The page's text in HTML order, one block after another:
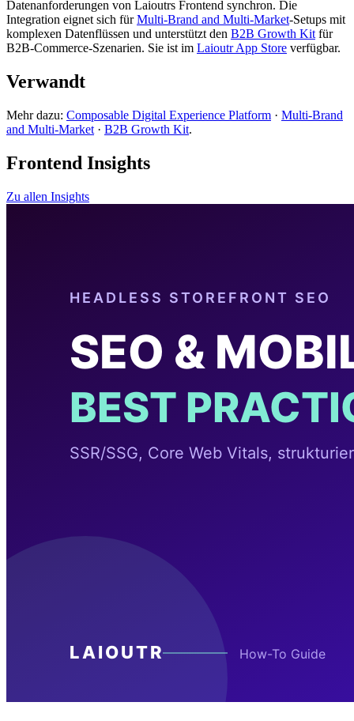
Datenanforderungen von Laioutrs Frontend synchron. Die
Integration eignet sich fürMulti-Brand and Multi-Market-Setups mit
komplexen Datenflüssen und unterstützt den B2B Growth Kit für
B2B-Commerce-Szenarien. Sie ist im Laioutr App Store verfügbar.
Verwandt
Mehr dazu: Composable Digital Experience Platform · Multi-Brand
and Multi-Market · B2B Growth Kit.
Frontend Insights
Zu allen Insights